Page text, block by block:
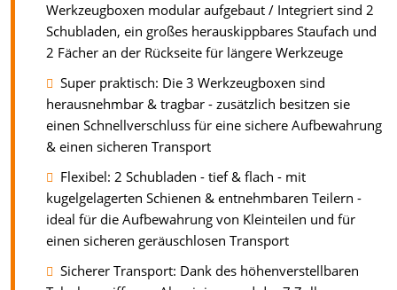
Werkzeugboxen modular aufgebaut / Integriert sind 2
Schubladen, ein großes herauskippbares Staufach und
2 Fächer an der Rückseite für längere Werkzeuge
Super praktisch: Die 3 Werkzeugboxen sind
herausnehmbar & tragbar - zusätzlich besitzen sie
einen Schnellverschluss für eine sichere Aufbewahrung
& einen sicheren Transport
Flexibel: 2 Schubladen - tief & flach - mit
kugelgelagerten Schienen & entnehmbaren Teilern -
ideal für die Aufbewahrung von Kleinteilen und für
einen sicheren geräuschlosen Transport
Sicherer Transport: Dank des höhenverstellbaren